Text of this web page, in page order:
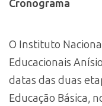
Cronograma
O Instituto
Educacionais
datas das duas
Educação Básica,